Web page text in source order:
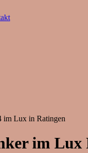
im Lux in Ratingen
im Lux